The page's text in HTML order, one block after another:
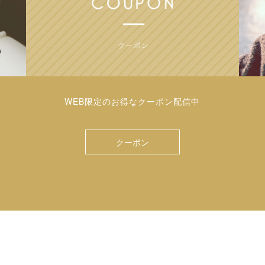
WEB限定のお得なクーポン配信中
クーポン